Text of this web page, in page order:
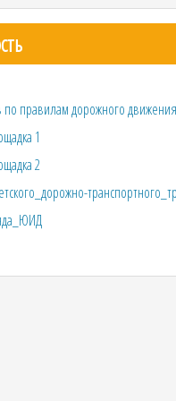
по правилам дорожного движения
1
2